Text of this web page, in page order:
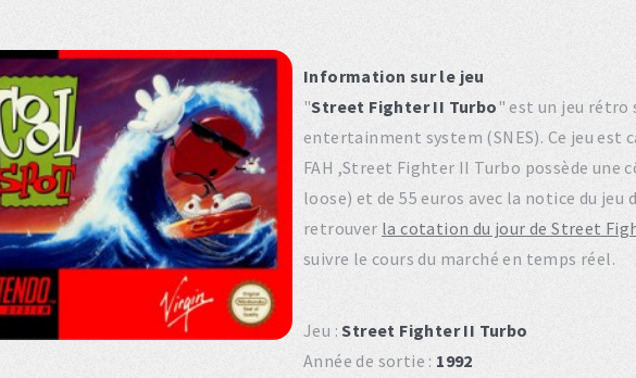
Information sur le jeu
"Street Fighter II Turbo" est un jeu rétro
entertainment system (SNES). Ce jeu est
FAH ,Street Fighter II Turbo possède une
loose) et de 55 euros avec la notice du
retrouver la cotation du jour de Street
suivre le cours du marché en temps réel.
Jeu :Street Fighter II Turbo
Année de sortie : 1992